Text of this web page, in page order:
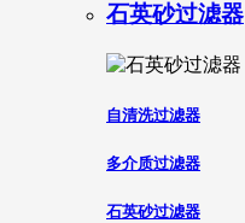
石英砂过滤器
自清洗过滤器
多介质过滤器
石英砂过滤器